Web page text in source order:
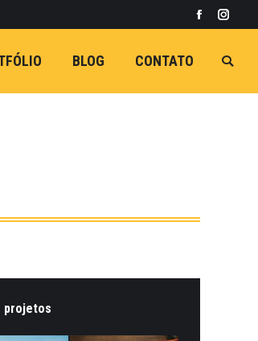
Facebook
BLOG CONTATO Buscar
projetos